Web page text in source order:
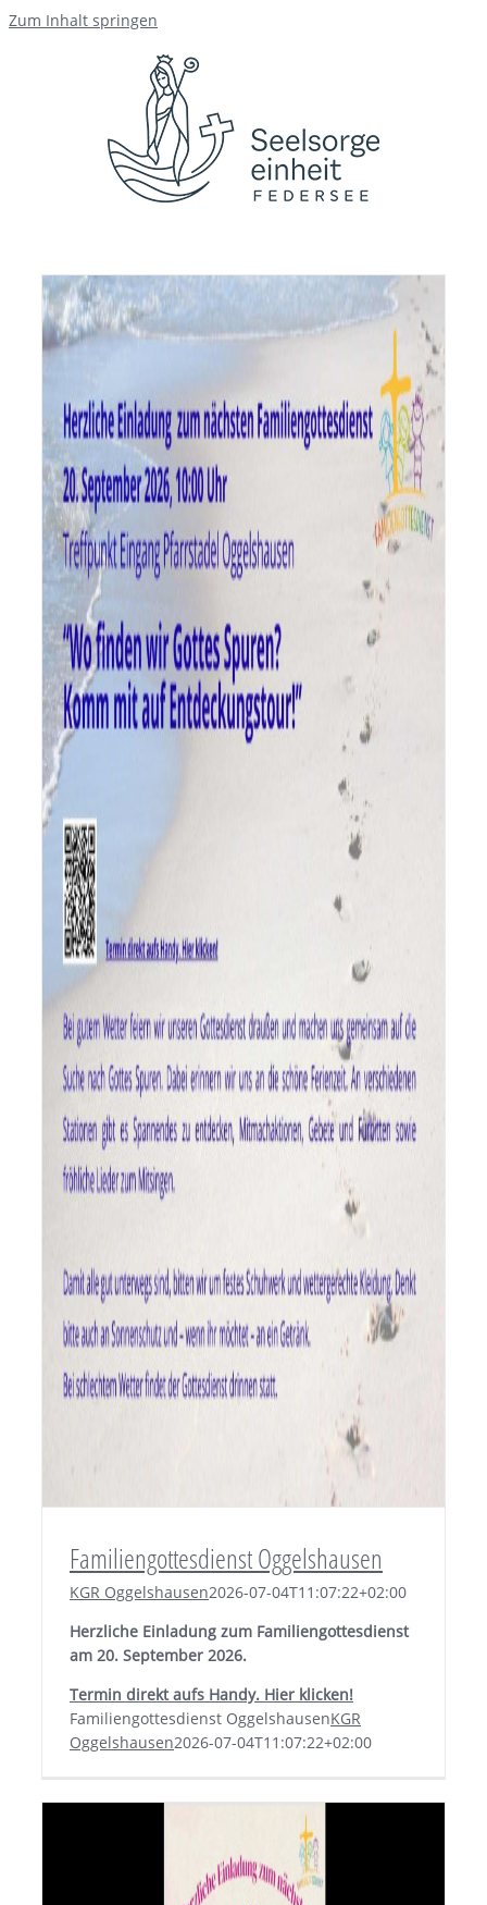
Zum Inhalt springen
Familiengottesdienst Oggelshausen
KGR Oggelshausen2026-07-04T11:07:22+02:00
Herzliche Einladung zum Familiengottesdienst
am 20. September 2026.
Termin direkt aufs Handy. Hier klicken!
Familiengottesdienst OggelshausenKGR
Oggelshausen2026-07-04T11:07:22+02:00